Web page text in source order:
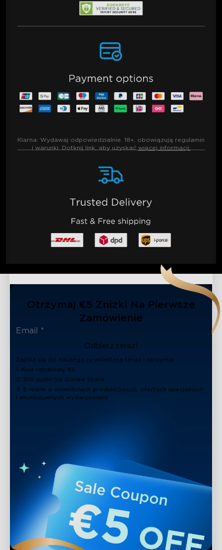
Klarna: Wydawaj odpowiedzialnie. 18+, obowiązują regulamin
i warunki. Dotknij link, aby uzyskać więcej informacji.
Otrzymaj €5 Zniżki Na Pierwsze
Zamówienie
Odbierz teraz!
Zapisz się do naszego newslettera teraz i otrzymaj:
1. Kod rabatowy €5
2. 100 punktów Govee Store
3. E-maile o nowościach produktowych, ofertach specjalnych
i ekskluzywnych wydarzeniach